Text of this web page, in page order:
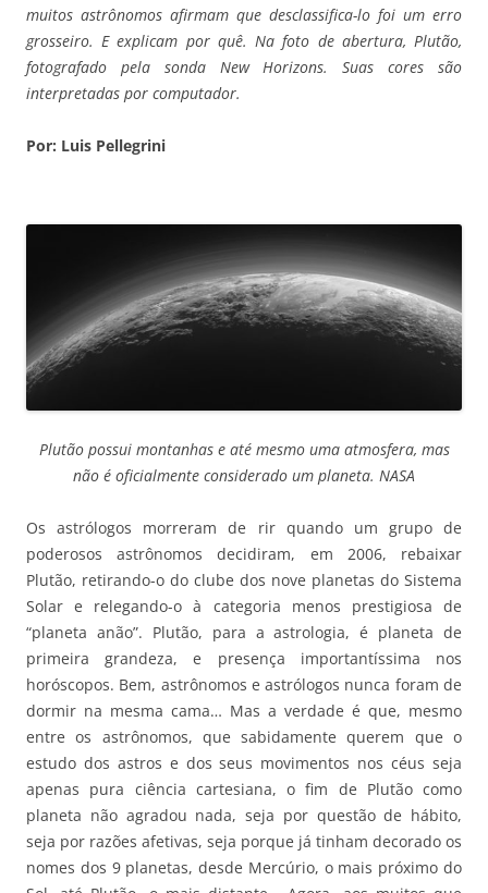
muitos astrônomos afirmam que desclassifica-lo foi um erro
grosseiro. E explicam por quê. Na foto de abertura, Plutão,
fotografado pela sonda New Horizons. Suas cores são
interpretadas por computador.
Por: Luis Pellegrini
Plutão possui montanhas e até mesmo uma atmosfera, mas
não é oficialmente considerado um planeta. NASA
Os astrólogos morreram de rir quando um grupo de
poderosos astrônomos decidiram, em 2006, rebaixar
Plutão, retirando-o do clube dos nove planetas do Sistema
Solar e relegando-o à categoria menos prestigiosa de
“planeta anão”. Plutão, para a astrologia, é planeta de
primeira grandeza, e presença importantíssima nos
horóscopos. Bem, astrônomos e astrólogos nunca foram de
dormir na mesma cama… Mas a verdade é que, mesmo
entre os astrônomos, que sabidamente querem que o
estudo dos astros e dos seus movimentos nos céus seja
apenas pura ciência cartesiana, o fim de Plutão como
planeta não agradou nada, seja por questão de hábito,
seja por razões afetivas, seja porque já tinham decorado os
nomes dos 9 planetas, desde Mercúrio, o mais próximo do